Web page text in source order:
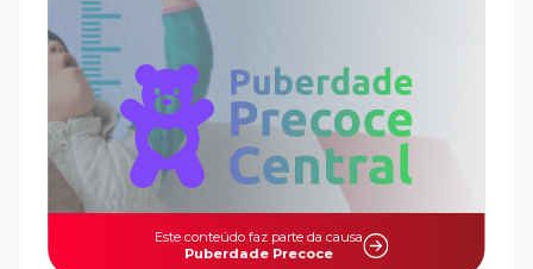
Este conteúdo faz parte da causa
Puberdade Precoce